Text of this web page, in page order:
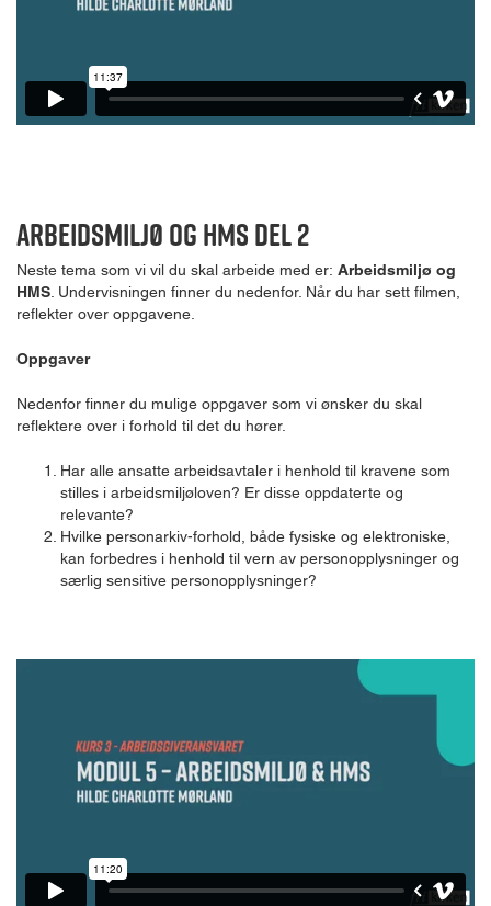
Arbeidsmiljø og HMS Del 2
Neste tema som vi vil du skal arbeide med er: Arbeidsmiljø og
HMS. Undervisningen finner du nedenfor. Når du har sett filmen,
reflekter over oppgavene.
Oppgaver
Nedenfor finner du mulige oppgaver som vi ønsker du skal
reflektere over i forhold til det du hører.
Har alle ansatte arbeidsavtaler i henhold til kravene som
stilles i arbeidsmiljøloven? Er disse oppdaterte og
relevante?
Hvilke personarkiv-forhold, både fysiske og elektroniske,
kan forbedres i henhold til vern av personopplysninger og
særlig sensitive personopplysninger?